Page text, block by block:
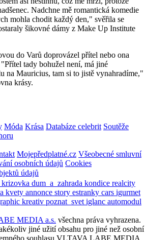
Nadchne mě romantická komedie
mohla chodit každý den," svěřila se
šikovné dámy z Make Up Institute
do Varů doprovázel přítel nebo ona
tady bohužel není, má jiné
na Mauricius, tam si to jistě vynahradíme,"
krásy.
Móda Krása Databáze celebrit Soutěže
Mojepředplatné.cz Všeobecné smluvní
osobních údajů Cookies
údajů
dum_a_zahrada kondice realcity
kvety annonce story estranky cars igurmet
kreativ poznat_svet iglanc automodul
MEDIA a.s. všechna práva vyhrazena.
jiné užití obsahu pro jiné než osobní